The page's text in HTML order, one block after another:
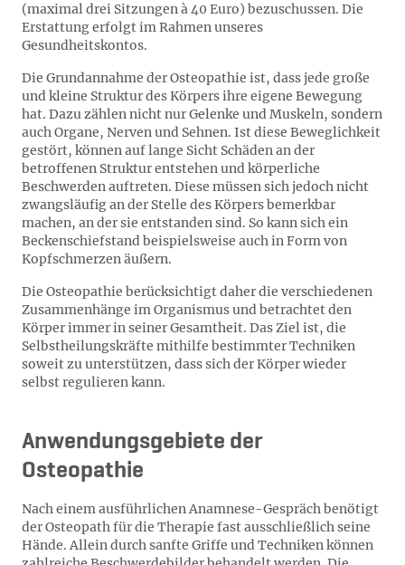
(maximal drei Sitzungen à 40 Euro) bezuschussen. Die
Erstattung erfolgt im Rahmen unseres
Gesundheitskontos.
Die Grundannahme der Osteopathie ist, dass jede große
und kleine Struktur des Körpers ihre eigene Bewegung
hat. Dazu zählen nicht nur Gelenke und Muskeln, sondern
auch Organe, Nerven und Sehnen. Ist diese Beweglichkeit
gestört, können auf lange Sicht Schäden an der
betroffenen Struktur entstehen und körperliche
Beschwerden auftreten. Diese müssen sich jedoch nicht
zwangsläufig an der Stelle des Körpers bemerkbar
machen, an der sie entstanden sind. So kann sich ein
Beckenschiefstand beispielsweise auch in Form von
Kopfschmerzen äußern.
Die Osteopathie berücksichtigt daher die verschiedenen
Zusammenhänge im Organismus und betrachtet den
Körper immer in seiner Gesamtheit. Das Ziel ist, die
Selbstheilungskräfte mithilfe bestimmter Techniken
soweit zu unterstützen, dass sich der Körper wieder
selbst regulieren kann.
Anwendungsgebiete der
Osteopathie
Nach einem ausführlichen Anamnese-Gespräch benötigt
der Osteopath für die Therapie fast ausschließlich seine
Hände. Allein durch sanfte Griffe und Techniken können